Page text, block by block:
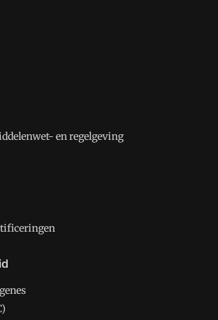
en regelgeving